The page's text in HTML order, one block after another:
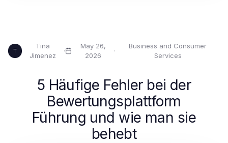
T
Tina
Jimenez
·
May 26,
2026
·
Business and Consumer
Services
5 Häufige Fehler bei der
Bewertungsplattform
Führung und wie man sie
behebt